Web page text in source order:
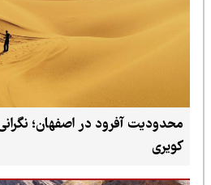
محدودیت آفرود در اصفهان؛ نگرانی از
کویری